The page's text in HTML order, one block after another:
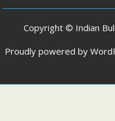
Copyright © Indian
Proudly powered by